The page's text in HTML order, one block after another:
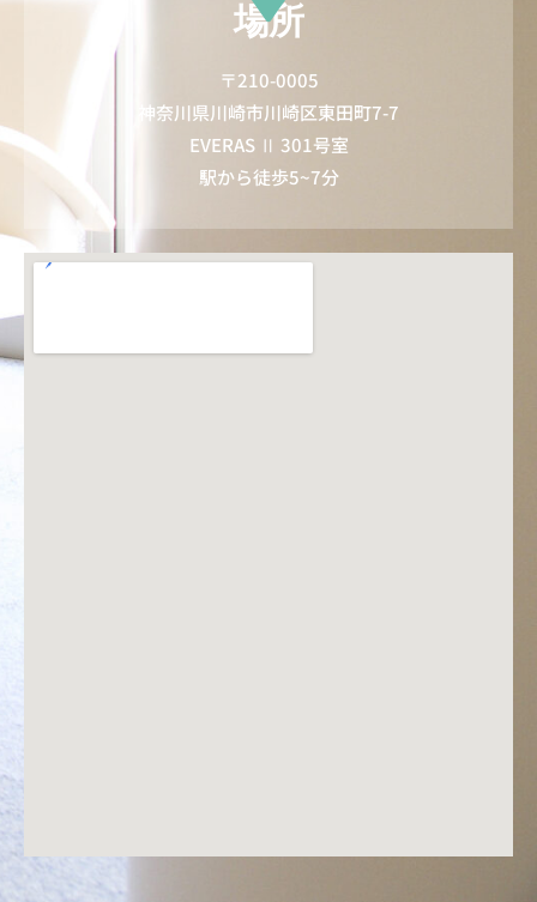
場所
〒210-0005
神奈川県川崎市川崎区東田町7-7
EVERAS Ⅱ 301号室
駅から徒歩5~7分